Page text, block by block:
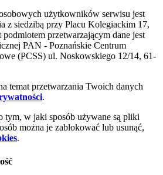
użytkowników serwisu jest
z siedzibą przy Placu Kolegiackim 17,
przetwarzającym dane jest
PAN - Poznańskie Centrum
(PCSS) ul. Noskowskiego 12/14, 61-
temat przetwarzania Twoich danych
.
tym, w jaki sposób używane są pliki
można je zablokować lub usunąć,
.